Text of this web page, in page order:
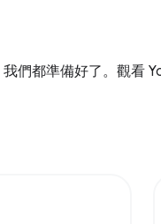
們都準備好了。觀看